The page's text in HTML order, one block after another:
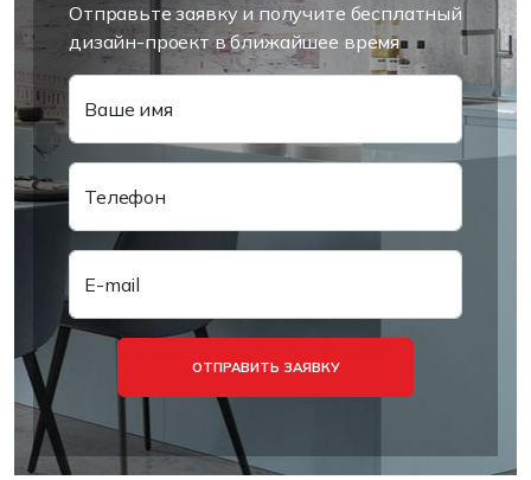
Отправьте заявку и получите бесплатный
дизайн-проект в ближайшее время
Ваше имя
Телефон
E-mail
ОТПРАВИТЬ ЗАЯВКУ